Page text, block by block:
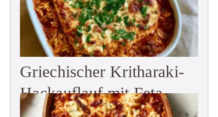
Griechischer Kritharaki-
Hackauflauf mit Feta